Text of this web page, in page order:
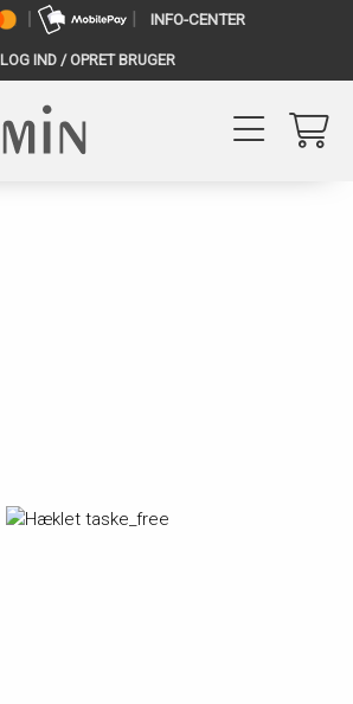
INFO-CENTER
LOG IND / OPRET BRUGER